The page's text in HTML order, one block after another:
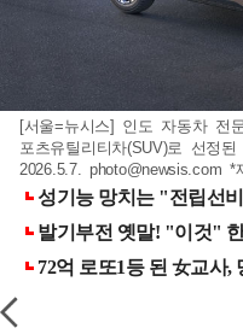
[서울=뉴시스] 인도 자동차 전
포츠유틸리티차(SUV)로 선정
2026.5.7.photo@newsis.com *